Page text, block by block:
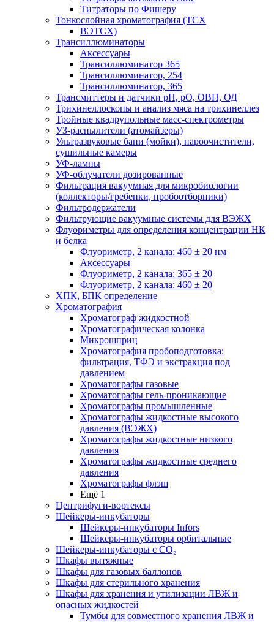
Титраторы по Фишеру
Тонкослойная хроматография (ТСХ
ВЭТСХ)
Трансиллюминаторы
Аксессуары
Трансиллюминатор 365
Трансиллюминатор, 254
Трансиллюминатор, 365
Трансмиттеры и датчики рН, рО, ОВП, ОД
Трихинеллоскопы и анализ мяса на трихинеллез
Тройные квадрупольные масс-спектрометры
УЗ-распылители (атомайзеры)
Ультразвуковые бани (мойки), пароочистители,
сушильные камеры
УФ-лампы
УФ-облучатели дозированные
Фильтрация вакуумная для микробиологии
(коллекторы/гребенки, пробоотборники)
Фильтродержатели
Фильтрующие вакуумные системы для ВЭЖХ
Флуориметры для определения концентрации НК
и белка
Флуориметр, 2 канала: 460 ± 20 нм
Аксессуары
Флуориметр, 2 канала: 365 ± 20
Флуориметр, 2 канала: 460 ± 20
ХПК, БПК определение
Хроматография
Хроматограф жидкостной
Хроматографическая колонка
Микрошприц
Хроматография пробоподготовка:
фильтрация, ТФЭ и экстракция под
давлением
Хроматографы газовые
Хроматографы гель-проникающие
Хроматографы промышленные
Хроматографы жидкостные высокого
давления (ВЭЖХ)
Хроматографы жидкостные низкого
давления
Хроматографы жидкостные среднего
давления
Хроматографы флэш
Ещё 1
Центрифуги-вортексы
Шейкеры-инкубаторы
Шейкеры-инкубаторы Infors
Шейкеры-инкубаторы орбитальные
Шейкеры-инкубаторы с CО₂
Шкафы вытяжные
Шкафы для газовых баллонов
Шкафы для стерильного хранения
Шкафы для хранения и утилизации ЛВЖ и
опасных жидкостей
Тумбы для совместного хранения ЛВЖ и